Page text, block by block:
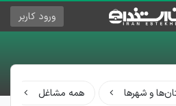
ورود کاربر
و شهرها همه مشاغل